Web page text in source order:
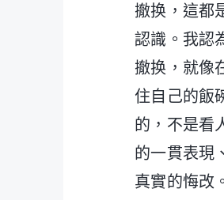
撤换，這都
認識。我認
撤换，就像
住自己的飯
的，不是看
的一貫表現
真實的悔改